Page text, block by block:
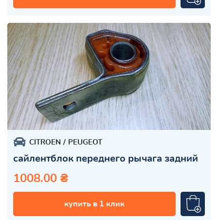
CITROEN PEUGEOT
сайлентблок переднего рычага задний
1008.00 ₴
купить в 1 клик